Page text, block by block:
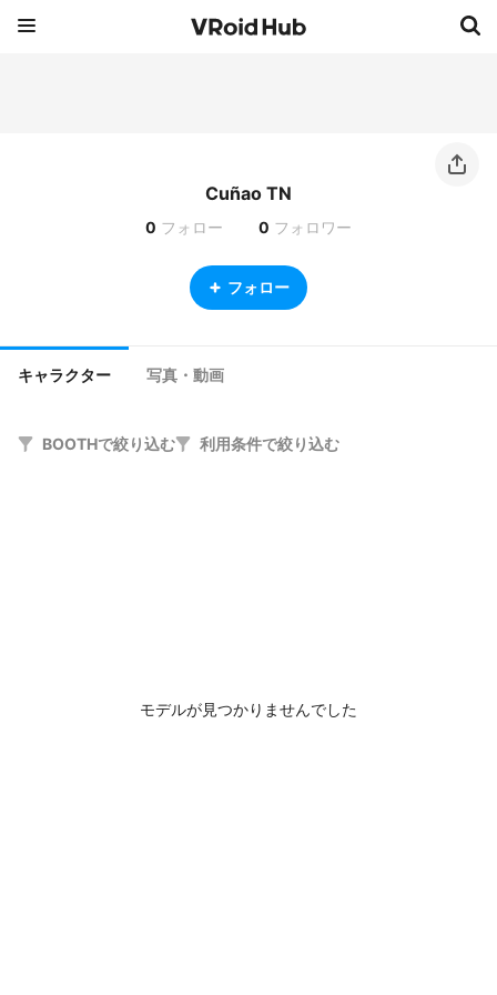
Cuñao TN
0 フォロー 0 フォロワー
フォロー
キャラクター 写真・動画
BOOTHで絞り込む 利用条件で絞り込む
モデルが見つかりませんでした